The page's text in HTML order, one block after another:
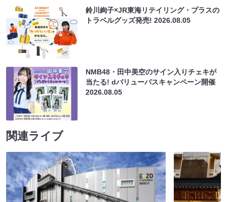
鈴川絢子×JR東海リテイリング・プラスの
トラベルグッズ発売!2026.08.05
NMB48・田中美空のサイン入りチェキが
当たる! dバリューパスキャンペーン開催
2026.08.05
関連ライブ